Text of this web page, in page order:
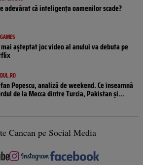
adevărat că inteligența oamenilor scade?
mai așteptat joc video al anului va debuta pe
Popescu, analiză de weekend. Ce înseamnă
de la Mecca dintre Turcia, Pakistan şi...
Cancan pe Social Media